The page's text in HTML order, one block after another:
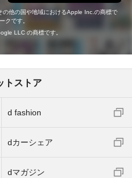
他の国や地域におけるApple Inc.の商標で
クです。
LLC の商標です。
トストア
d fashion
dカーシェア
dマガジン